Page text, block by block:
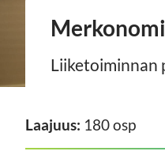
Laajuus: 180 osp